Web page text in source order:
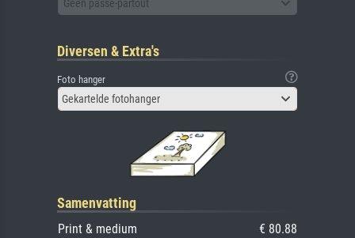
Geen passe-partout
Diversen & Extra's
Foto hanger
Gekartelde fotohanger
Samenvatting
Print & medium
€ 80.88